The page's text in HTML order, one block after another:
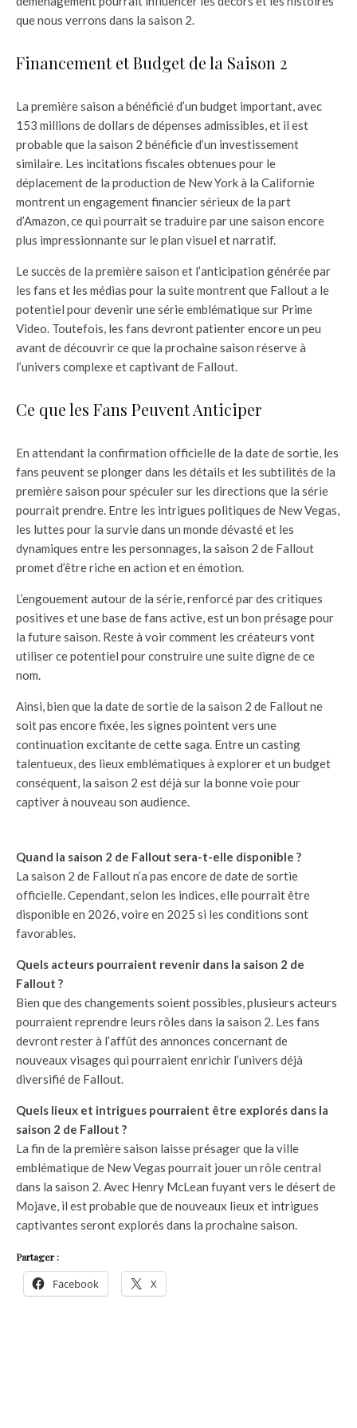
que nous verrons dans la saison 2.
Financement et Budget de la Saison 2
La première saison a bénéficié d’un budget important, avec
153 millions de dollars de dépenses admissibles, et il est
probable que la saison 2 bénéficie d’un investissement
similaire. Les incitations fiscales obtenues pour le
déplacement de la production de New York à la Californie
montrent un engagement financier sérieux de la part
d’Amazon, ce qui pourrait se traduire par une saison encore
plus impressionnante sur le plan visuel et narratif.
Le succès de la première saison et l’anticipation générée par
les fans et les médias pour la suite montrent que Fallout a le
potentiel pour devenir une série emblématique sur Prime
Video. Toutefois, les fans devront patienter encore un peu
avant de découvrir ce que la prochaine saison réserve à
l’univers complexe et captivant de Fallout.
Ce que les Fans Peuvent Anticiper
En attendant la confirmation officielle de la date de sortie, les
fans peuvent se plonger dans les détails et les subtilités de la
première saison pour spéculer sur les directions que la série
pourrait prendre. Entre les intrigues politiques de New Vegas,
les luttes pour la survie dans un monde dévasté et les
dynamiques entre les personnages, la saison 2 de Fallout
promet d’être riche en action et en émotion.
L’engouement autour de la série, renforcé par des critiques
positives et une base de fans active, est un bon présage pour
la future saison. Reste à voir comment les créateurs vont
utiliser ce potentiel pour construire une suite digne de ce
nom.
Ainsi, bien que la date de sortie de la saison 2 de Fallout ne
soit pas encore fixée, les signes pointent vers une
continuation excitante de cette saga. Entre un casting
talentueux, des lieux emblématiques à explorer et un budget
conséquent, la saison 2 est déjà sur la bonne voie pour
captiver à nouveau son audience.
Quand la saison 2 de Fallout sera-t-elle disponible ?
La saison 2 de Fallout n’a pas encore de date de sortie
officielle. Cependant, selon les indices, elle pourrait être
disponible en 2026, voire en 2025 si les conditions sont
favorables.
Quels acteurs pourraient revenir dans la saison 2 de
Fallout ?
Bien que des changements soient possibles, plusieurs acteurs
pourraient reprendre leurs rôles dans la saison 2. Les fans
devront rester à l’affût des annonces concernant de
nouveaux visages qui pourraient enrichir l’univers déjà
diversifié de Fallout.
Quels lieux et intrigues pourraient être explorés dans la
saison 2 de Fallout ?
La fin de la première saison laisse présager que la ville
emblématique de New Vegas pourrait jouer un rôle central
dans la saison 2. Avec Henry McLean fuyant vers le désert de
Mojave, il est probable que de nouveaux lieux et intrigues
captivantes seront explorés dans la prochaine saison.
Partager :
Facebook X